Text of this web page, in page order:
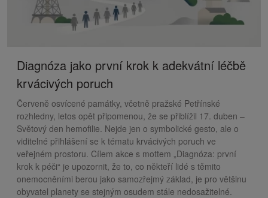
Diagnóza jako první krok k adekvátní léčbě
krvácivých poruch
Červeně osvícené památky, včetně pražské Petřínské
rozhledny, letos opět připomenou, že se přiblížil 17. duben –
Světový den hemofilie. Nejde jen o symbolické gesto, ale o
viditelné přihlášení se k tématu krvácivých poruch ve
veřejném prostoru. Cílem akce s mottem „Diagnóza: první
krok k péči“ je upozornit, že to, co někteří lidé s těmito
onemocněními berou jako samozřejmý základ, je pro většinu
obyvatel planety se stejným osudem stále nedosažitelné.